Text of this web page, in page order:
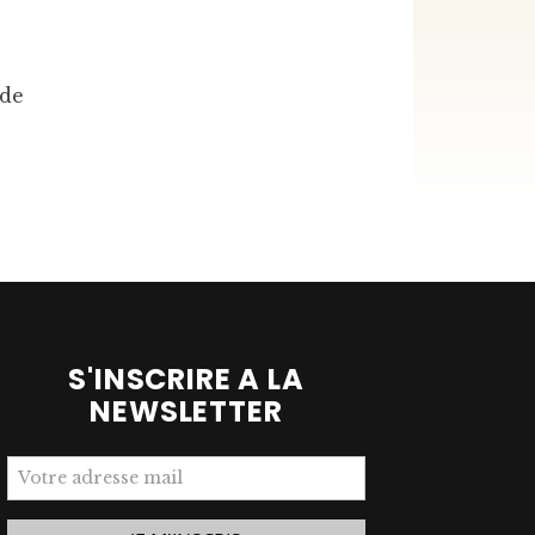
S'INSCRIRE A LA
NEWSLETTER